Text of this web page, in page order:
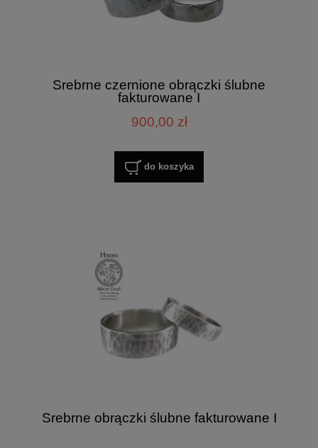
Srebrne czernione obrączki ślubne
fakturowane I
900,00 zł
do koszyka
Srebrne obrączki ślubne fakturowane I